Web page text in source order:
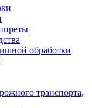
обработки
транспорта,